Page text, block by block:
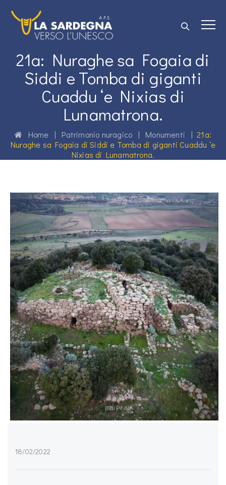
21a: Nuraghe sa Fogaia di
Siddi e Tomba di giganti
Cuaddu ‘e Nixias di
Lunamatrona.
Home | Patrimonio nuragico | Monumenti | 21a:
Nuraghe sa Fogaia di Siddi e Tomba di giganti Cuaddu ‘e
Nixias di Lunamatrona.
18/02/2022